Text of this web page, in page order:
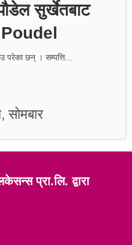
सुर्खेतबाट
परेका छन् । सम्पत्ति...
प्रा.लि. द्वारा